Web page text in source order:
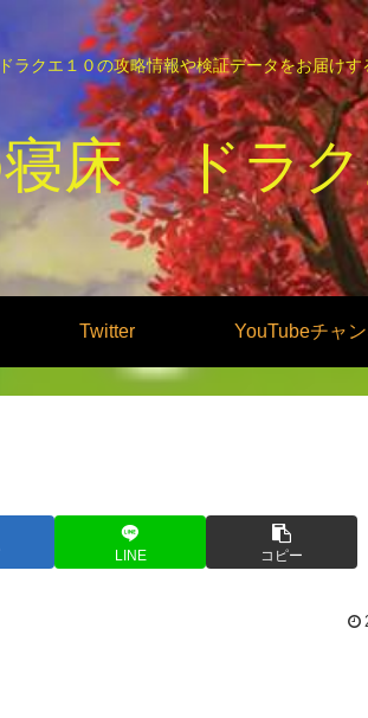
ドラクエ１０の攻略情報や検証データをお届けす
床 ドラ
Twitter YouTubeチャ
LINE コピー